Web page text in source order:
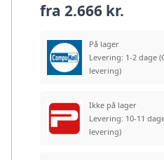
fra 2.666 kr.
På lager
Levering: 1-2 dage
levering)
Ikke på lager
Levering: 10-11
levering)